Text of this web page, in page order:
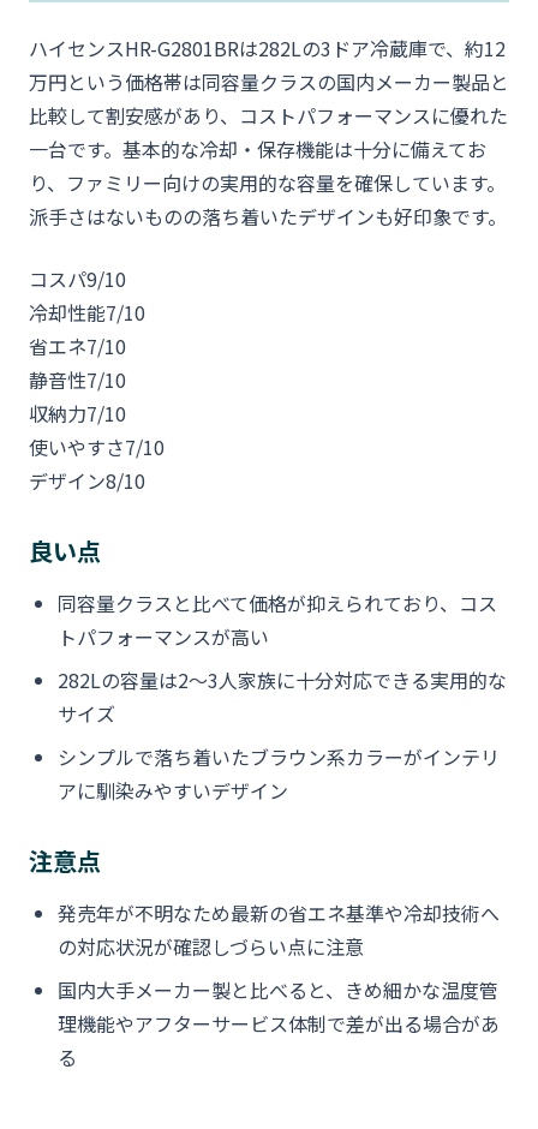
ハイセンスHR-G2801BRは282Lの3ドア冷蔵庫で、約12
万円という価格帯は同容量クラスの国内メーカー製品と
比較して割安感があり、コストパフォーマンスに優れた
一台です。基本的な冷却・保存機能は十分に備えてお
り、ファミリー向けの実用的な容量を確保しています。
派手さはないものの落ち着いたデザインも好印象です。
コスパ9/10
冷却性能7/10
省エネ7/10
静音性7/10
収納力7/10
使いやすさ7/10
デザイン8/10
良い点
同容量クラスと比べて価格が抑えられており、コス
トパフォーマンスが高い
282Lの容量は2〜3人家族に十分対応できる実用的な
サイズ
シンプルで落ち着いたブラウン系カラーがインテリ
アに馴染みやすいデザイン
注意点
発売年が不明なため最新の省エネ基準や冷却技術へ
の対応状況が確認しづらい点に注意
国内大手メーカー製と比べると、きめ細かな温度管
理機能やアフターサービス体制で差が出る場合があ
る